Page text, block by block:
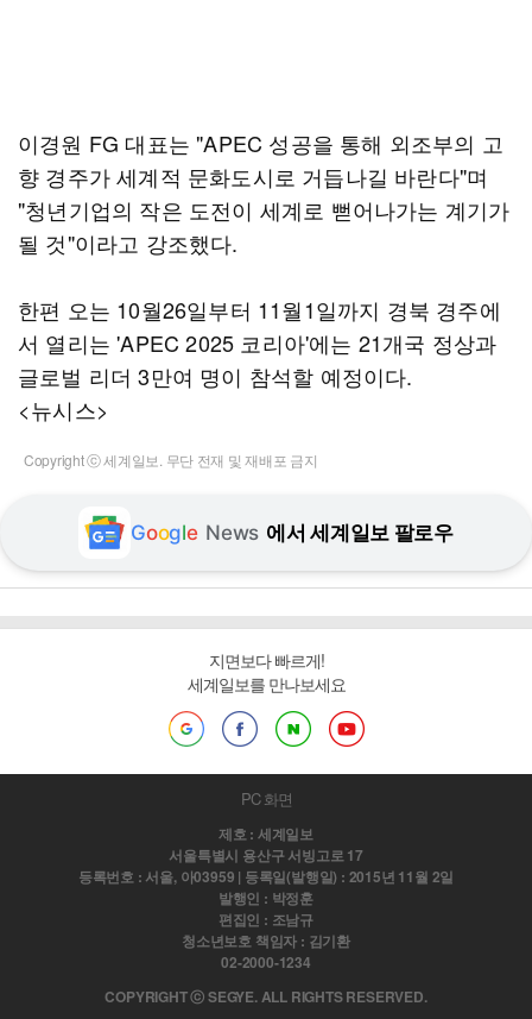
이경원 FG 대표는 "APEC 성공을 통해 외조부의 고
향 경주가 세계적 문화도시로 거듭나길 바란다"며
"청년기업의 작은 도전이 세계로 뻗어나가는 계기가
될 것"이라고 강조했다.
한편 오는 10월26일부터 11월1일까지 경북 경주에
서 열리는 'APEC 2025 코리아'에는 21개국 정상과
글로벌 리더 3만여 명이 참석할 예정이다.
<뉴시스>
Copyright ⓒ 세계일보. 무단 전재 및 재배포 금지
Google News 에서 세계일보 팔로우
지면보다 빠르게!
세계일보를 만나보세요
PC 화면
제호 : 세계일보
서울특별시 용산구 서빙고로 17
등록번호 : 서울, 아03959 | 등록일(발행일) : 2015년 11월 2일
발행인 : 박정훈
편집인 : 조남규
청소년보호 책임자 : 김기환
02-2000-1234
COPYRIGHT ⓒ SEGYE. ALL RIGHTS RESERVED.